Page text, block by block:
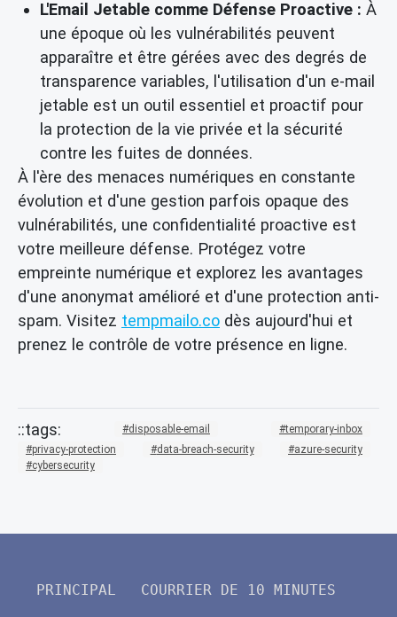
L'Email Jetable comme Défense Proactive : À
une époque où les vulnérabilités peuvent
apparaître et être gérées avec des degrés de
transparence variables, l'utilisation d'un e-mail
jetable est un outil essentiel et proactif pour
la protection de la vie privée et la sécurité
contre les fuites de données.
À l'ère des menaces numériques en constante
évolution et d'une gestion parfois opaque des
vulnérabilités, une confidentialité proactive est
votre meilleure défense. Protégez votre
empreinte numérique et explorez les avantages
d'une anonymat amélioré et d'une protection anti-
spam. Visitez tempmailo.co dès aujourd'hui et
prenez le contrôle de votre présence en ligne.
disposable-email
temporary-inbox
privacy-protection
data-breach-security
azure-security
cybersecurity
PRINCIPAL COURRIER DE 10 MINUTES